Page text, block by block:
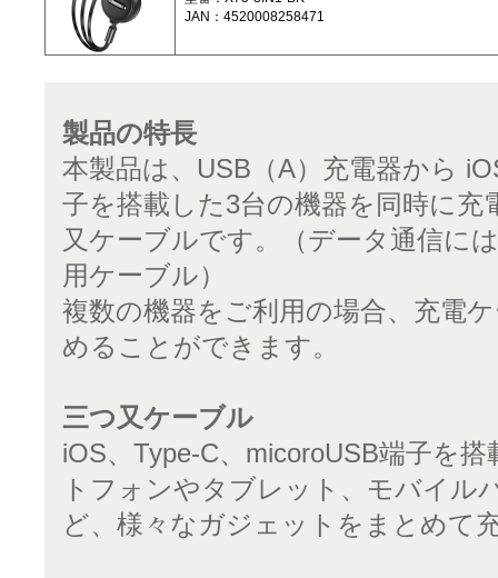
JAN：4520008258471
製品の特長
本製品は、USB（A）充電器から
子を搭載した3台の機器を同時に充
又ケーブルです。（データ通信に
用ケーブル）
複数の機器をご利用の場合、充電
めることができます。
三つ又ケーブル
iOS、Type-C、micoroUSB端子を
トフォンやタブレット、モバイル
ど、様々なガジェットをまとめて